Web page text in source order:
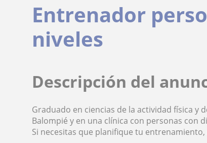
Entrenador
niveles
Descripción del
Graduado en ciencias de la actividad física y
Balompié y en una clínica con personas con
Si necesitas que planifique tu